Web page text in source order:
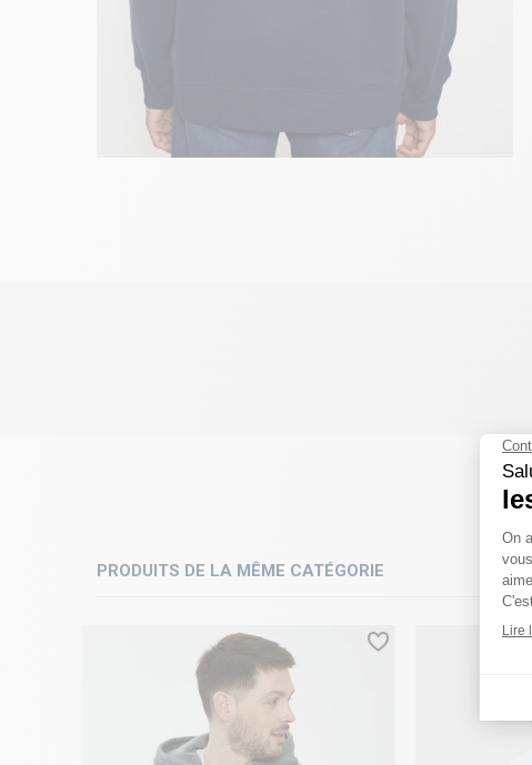
PRODUITS DE LA MÊME CATÉGORIE